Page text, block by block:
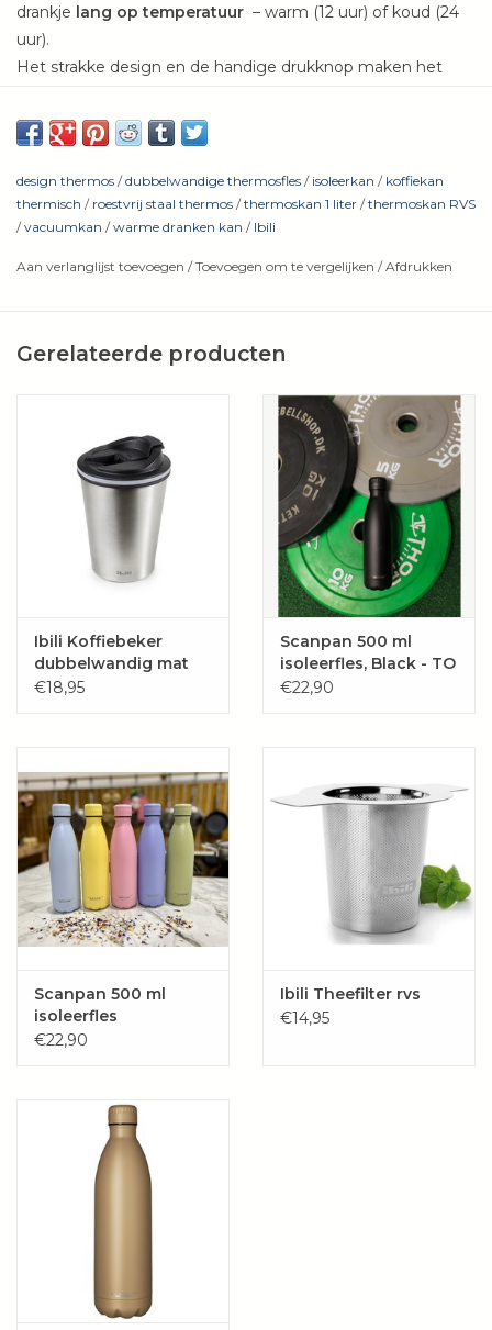
drankje lang op temperatuur – warm (12 uur) of koud (24
uur).
Het strakke design en de handige drukknop maken het
Inhoud:1,0 liter (23 cm hoog) of 1,4 liter (29 cm hoog)
Diameter:10,7 cm
dubbelwandig met vacuümkamer
Gebruiksgemak:schenktuit met drukknop voor doseren
Modern design: past in elk interieur
Of je nu een klassieke filterkoffie serveert, kruidenthee
warm houdt of ijsthee koel wil presenteren: deze
thermoskan combineert duurzaamheid, eenvoud en
stijl.
design thermos /dubbelwandige thermosfles / isoleerkan / koffiekan
thermisch / roestvrij staal thermos /thermoskan 1 liter /thermoskan RVS
/vacuumkan /warme dranken kan / Ibili
Aan verlanglijst toevoegen /Toevoegen om te vergelijken /Afdrukken
Gerelateerde producten
Ibili Koffiebeker
dubbelwandig mat
rvs - met deksel
€18,95
Scanpan 500 ml
isoleerfles, Black - TO
GO
€22,90
Scanpan 500 ml
isoleerfles
€22,90
Ibili Theefilter rvs
€14,95